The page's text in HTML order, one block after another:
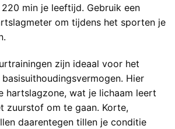
min je leeftijd. Gebruik een
om tijdens het sporten je
zijn ideaal voor het
Hier
hartslagzone, wat je lichaam leert
zuurstof om te gaan. Korte,
daarentegen tillen je conditie